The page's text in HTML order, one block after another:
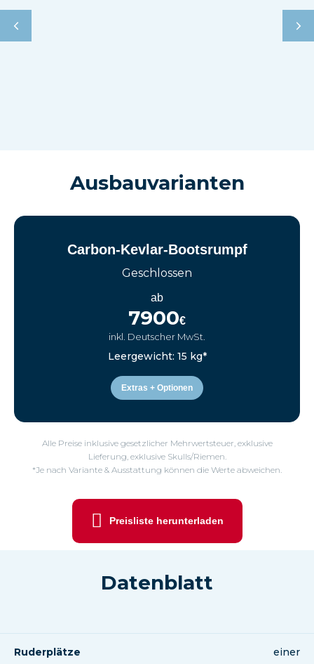
Ausbauvarianten
Carbon-Kevlar-Bootsrumpf
Geschlossen
ab
7900€
inkl. Deutscher MwSt.
Leergewicht: 15 kg*
Extras + Optionen
Alle Preise inklusive gesetzlicher Mehrwertsteuer, exklusive
Lieferung, exklusive Skulls/Riemen.
*Je nach Variante & Ausstattung können die Werte abweichen.
Preisliste herunterladen
Datenblatt
Ruderplätze einer